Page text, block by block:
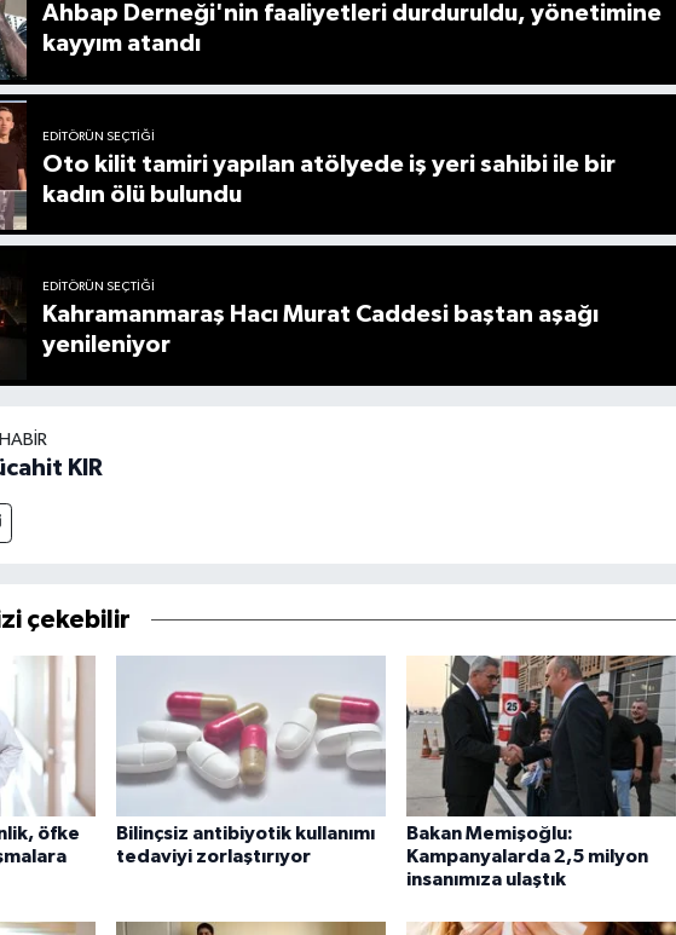
Ahbap Derneği'nin faaliyetleri durduruldu, yönetimine
kayyım atandı
EDITÖRÜN SEÇTIĞI
Oto kilit tamiri yapılan atölyede iş yeri sahibi ile bir
kadın ölü bulundu
EDITÖRÜN SEÇTIĞI
Kahramanmaraş Hacı Murat Caddesi baştan aşağı
yenileniyor
KIR
çekebilir
öfke
Bilinçsiz antibiyotik kullanımı
tedaviyi zorlaştırıyor
Bakan Memişoğlu:
Kampanyalarda 2,5 milyon
insanımıza ulaştık